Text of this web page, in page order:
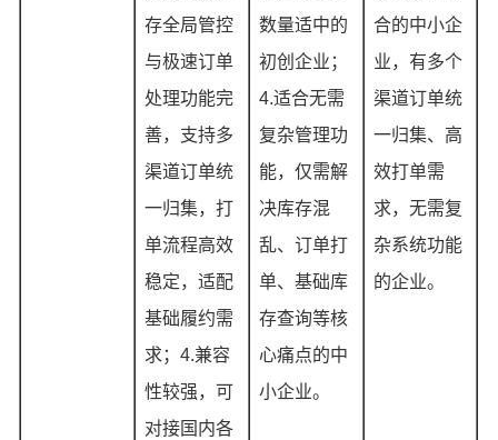
存全局管控
与极速订单
处理功能完
善，支持多
渠道订单统
一归集，打
单流程高效
稳定，适配
基础履约需
求；4.兼容
性较强，可
对接国内各
数量适中的
初创企业；
4.适合无需
复杂管理功
能，仅需解
决库存混
乱、订单打
单、基础库
存查询等核
心痛点的中
小企业。
合的中小企
业，有多个
渠道订单统
一归集、高
效打单需
求，无需复
杂系统功能
的企业。